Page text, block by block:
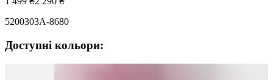
5200303A-8680
Доступні кольори: